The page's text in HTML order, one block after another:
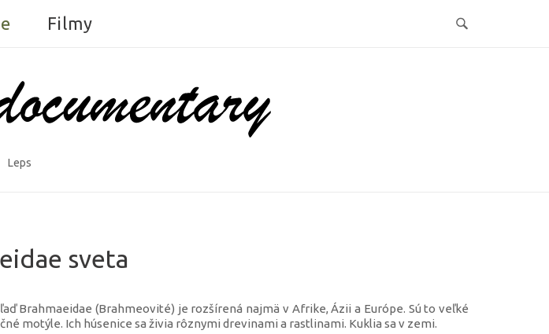
Filmy
Leps
sveta
Brahmaeidae (Brahmeovité) je rozšírená najmä v Afrike, Ázii a Európe. Sú to veľké
motýle. Ich húsenice sa živia rôznymi drevinami a rastlinami. Kuklia sa v zemi.